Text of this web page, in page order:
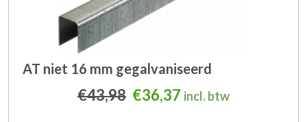
AT niet 16 mm gegalvaniseerd
€43,98 Oorspronkelijke prijs
€36,37 Huidige prijs is:
incl. btw